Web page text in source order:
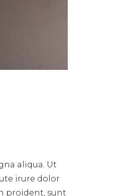
aliqua. Ut
irure dolor
proident, sunt